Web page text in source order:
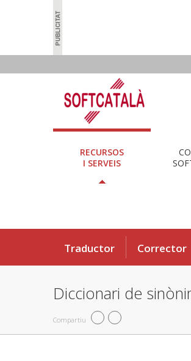
RECURSOS
I SERVEIS
Traductor Corrector
Diccionari de
Compartiu